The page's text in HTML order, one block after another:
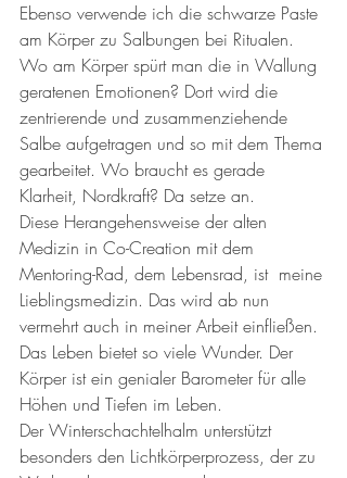
Ebenso verwende ich die schwarze Paste
am Körper zu Salbungen bei Ritualen.
Wo am Körper spürt man die in Wallung
geratenen Emotionen? Dort wird die
zentrierende und zusammenziehende
Salbe aufgetragen und so mit dem Thema
gearbeitet. Wo braucht es gerade
Klarheit, Nordkraft? Da setze an.
Diese Herangehensweise der alten
Medizin in Co-Creation mit dem
Mentoring-Rad, dem Lebensrad, ist  meine
Lieblingsmedizin. Das wird ab nun
vermehrt auch in meiner Arbeit einfließen.
Das Leben bietet so viele Wunder. Der
Körper ist ein genialer Barometer für alle
Höhen und Tiefen im Leben.
Der Winterschachtelhalm unterstützt
besonders den Lichtkörperprozess, der zu